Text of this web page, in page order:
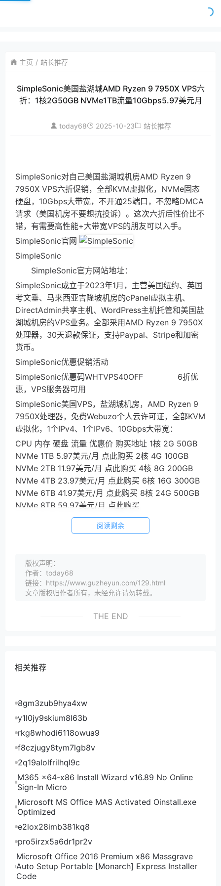
主页 站长推荐
SimpleSonic美国盐湖城AMD Ryzen 9 7950X VPS六
折：1核2G50GB NVMe1TB流量10Gbps5.97美元月
today68 2025-10-23 站长推荐
SimpleSonic对自己美国盐湖城机房AMD Ryzen 9
7950X VPS六折促销，全部KVM虚拟化，NVMe固态
硬盘，10Gbps大带宽，不开通25端口，不忽略DMCA
请求（美国机房不要想抗投诉）。这次六折后性价比不
错，有需要高性能+大带宽VPS的朋友可以入手。
SimpleSonic官网
SimpleSonic
SimpleSonic官方网站地址：
SimpleSonic成立于2023年1月，主营美国纽约、英国
考文垂、马来西亚吉隆坡机房的cPanel虚拟主机、
DirectAdmin共享主机、WordPress主机托管和美国盐
湖城机房的VPS业务。全部采用AMD Ryzen 9 7950X
处理器，30天退款保证，支持Paypal、Stripe和加密
货币。
SimpleSonic优惠促销活动
SimpleSonic优惠码WHTVPS40OFF 6折优
惠，VPS服务器可用
SimpleSonic美国VPS，盐湖城机房，AMD Ryzen 9
7950X处理器，免费Webuzo个人云许可证，全部KVM
虚拟化，1个IPv4、1个IPv6、10Gbps大带宽：
CPU 内存 硬盘 流量 优惠价 购买地址 1核 2G 50GB
NVMe 1TB 5.97美元/月 点此购买 2核 4G 100GB
NVMe 2TB 11.97美元/月 点此购买 4核 8G 200GB
NVMe 4TB 23.97美元/月 点此购买 6核 16G 300GB
NVMe 6TB 41.97美元/月 点此购买 8核 24G 500GB
NVMe 8TB 59.97美元/月 点此购买
阅读剩余
版权声明：
作者：today68
链接：https://www.guzheyun.com/129.html
文章版权归作者所有，未经允许请勿转载。
THE END
相关推荐
8gm3zub9hya4xw
y1l0jy9skium8l63b
rkg8whodi6118owua9
f8czjugy8tym7lgb8v
2q19alolfrilhql9c
M365 x64-x86 Install Wizard v16.89 No Online
Sign-In Micro
Microsoft MS Office MAS Activated Oinstall.exe
Optimized
e2lox28imb381kq8
pro5irzx5a6dr1pr2v
Microsoft Office 2016 Premium x86 Massgrave
Auto Setup Portable [Monarch] Express Installer
Code